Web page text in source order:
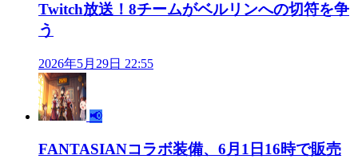
Twitch放送！8チームがベルリンへの切符を争
う
2026年5月29日 22:55
📢
FANTASIANコラボ装備、6月1日16時で販売